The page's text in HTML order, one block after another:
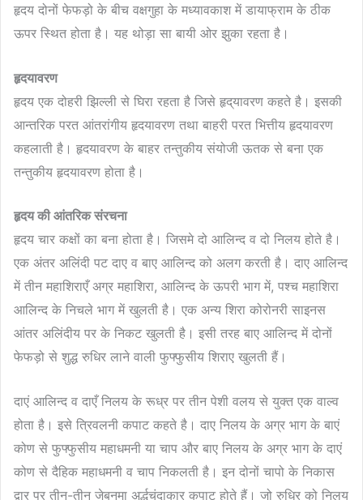
हृदय दोनों फेफड़ो के बीच वक्षगुहा के मध्यावकाश में डायाफ्राम के ठीक
ऊपर स्थित होता है। यह थोड़ा सा बायी ओर झुका रहता है।
हृद‌यावरण
हृदय एक दोहरी झिल्ली से घिरा रहता है जिसे हृद्‌यावरण कहते है। इसकी
आन्तरिक परत आंतरांगीय हृदयावरण तथा बाहरी परत भित्तीय हृद‌यावरण
कहलाती है। हृद‌यावरण के बाहर तन्तुकीय संयोजी ऊतक से बना एक
तन्तुकीय हृदयावरण होता है।
हृदय की आंतरिक संरचना
हृदय चार कक्षों का बना होता है। जिसमे दो आलिन्द व दो निलय होते है।
एक अंतर अलिंदी पट दाए व बाए आलिन्द को अलग करती है। दाए आलिन्द
में तीन महाशिराएँ अग्र महाशिरा, आलिन्द के ऊपरी भाग में, पश्च महाशिरा
आलिन्द के निचले भाग में खुलती है। एक अन्य शिरा कोरोनरी साइनस
आंतर अलिंदीय पर के निकट खुलती है। इसी तरह बाए आलिन्द में दोनों
फेफड़ो से शुद्ध रुधिर लाने वाली फुफ्फुसीय शिराए खुलती हैं।
दाएं आलिन्द व दाएँ निलय के रूध्र पर तीन पेशी वलय से युक्त एक वाल्व
होता है। इसे त्रिवलनी कपाट कहते है। दाए निलय के अग्र भाग के बाएं
कोण से फुफ्फुसीय महाधमनी या चाप और बाए निलय के अग्र भाग के दाएं
कोण से दैहिक महाधमनी व चाप निकलती है। इन दोनों चापो के निकास
द्वार पर तीन-तीन जेबनुमा अर्द्धचंदाकार कपाट होते हैं। जो रुधिर को निलय